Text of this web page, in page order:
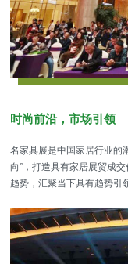
时尚前沿，市场引领
名家具展是中国家居行业的
向”，打造具有家居展贸成
趋势，汇聚当下具有趋势引